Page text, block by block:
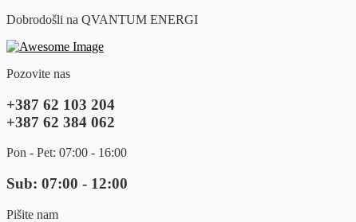
Dobrodošli na QVANTUM ENERGI
Pozovite nas
+387 62 103 204
+387 62 384 062
Pon - Pet: 07:00 - 16:00
Sub: 07:00 - 12:00
Pišite nam